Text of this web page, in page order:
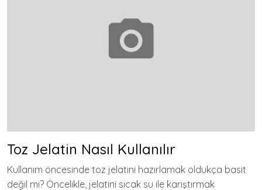
Toz Jelatin Nasıl Kullanılır
Kullanım öncesinde toz jelatini hazırlamak oldukça basit
değil mi? Öncelikle, jelatini sıcak su ile karıştırmak